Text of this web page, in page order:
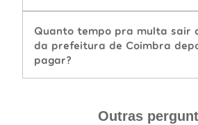
Quanto tempo pra multa sair
da prefeitura de Coimbra
pagar?
Outras